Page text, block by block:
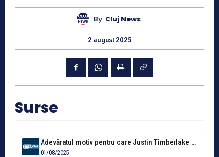
By Cluj News
2 august 2025
Surse
Adevăratul motiv pentru care Justin Timberlake a dezamăgit la Electric Castle! Artistul...
01/08/2025